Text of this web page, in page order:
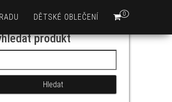
0
DĚTSKÉ OBLEČENÍ
produkt